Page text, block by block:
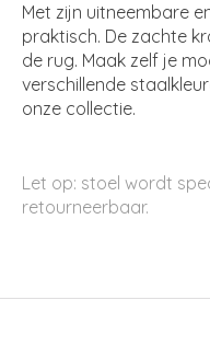
Met zijn uitneembare
praktisch. De zachte
de rug. Maak zelf je
verschillende
onze collectie.
Let op: stoel wordt
retourneerbaar.